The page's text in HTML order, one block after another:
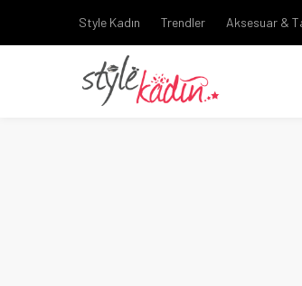
Style Kadın Trendler Aksesuar &